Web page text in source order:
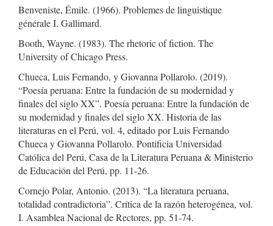
Benveniste, Émile. (1966). Problemes de linguistique
générale I. Gallimard.
Booth, Wayne. (1983). The rhetoric of fiction. The
University of Chicago Press.
Chueca, Luis Fernando, y Giovanna Pollarolo. (2019).
“Poesía peruana: Entre la fundación de su modernidad y
finales del siglo XX”. Poesía peruana: Entre la fundación de
su modernidad y finales del siglo XX. Historia de las
literaturas en el Perú, vol. 4, editado por Luis Fernando
Chueca y Giovanna Pollarolo. Pontificia Universidad
Católica del Perú, Casa de la Literatura Peruana & Ministerio
de Educación del Perú, pp. 11-26.
Cornejo Polar, Antonio. (2013). “La literatura peruana,
totalidad contradictoria”. Crítica de la razón heterogénea, vol.
I. Asamblea Nacional de Rectores, pp. 51-74.